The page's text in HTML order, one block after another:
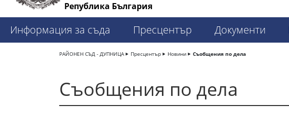
Република България
Информация за съда Пресцентър Документи
РАЙОНЕН СЪД - ДУПНИЦА Пресцентър Новини Съобщения по дела
Съобщения по дела